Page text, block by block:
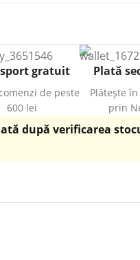
gratuit
de peste
600 lei
Plată
Plătește
prin
după verificarea